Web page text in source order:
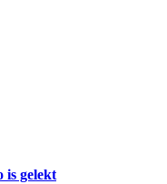
is gelekt